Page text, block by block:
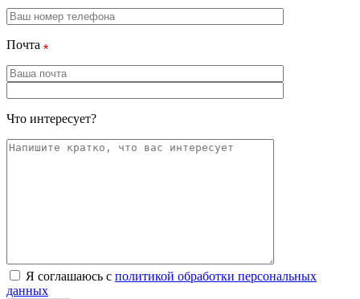
Почта
Что интересует?
Я соглашаюсь с политикой обработки персональных
данных